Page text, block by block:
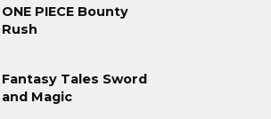
ONE PIECE Bounty
Rush
Fantasy Tales Sword
and Magic